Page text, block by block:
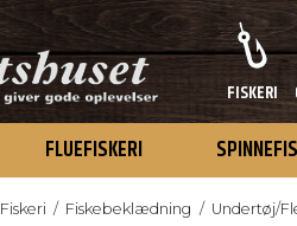
FISKERI
FLUEFISKERI
Fiskeri / Fiskebeklædning / Undertøj/